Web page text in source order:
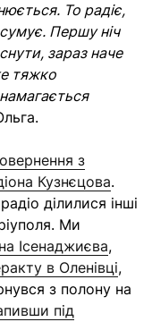
То радіє,
Першу ніч
зараз наче
тяжко
з
Кузнєцова.
ділилися інші
Ми
Ісенаджиєва,
в Оленівці,
з полону на
під